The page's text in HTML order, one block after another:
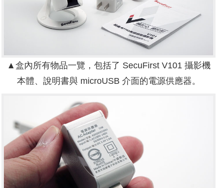
▲盒內所有物品一覽，包括了 SecuFirst V101 攝影機
本體、說明書與 microUSB 介面的電源供應器。